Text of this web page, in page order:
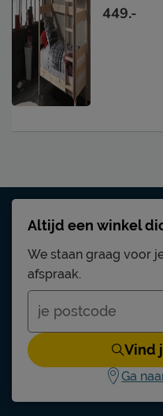
449.-
Altijd een winkel
We staan graag voor
afspraak.
Vind
Ga